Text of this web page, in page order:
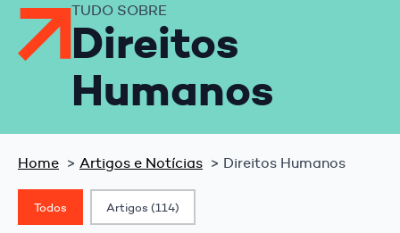
TUDO SOBRE
Direitos
Humanos
Home Artigos e Notícias Direitos Humanos
Classif. Post
Todos Artigos (114)